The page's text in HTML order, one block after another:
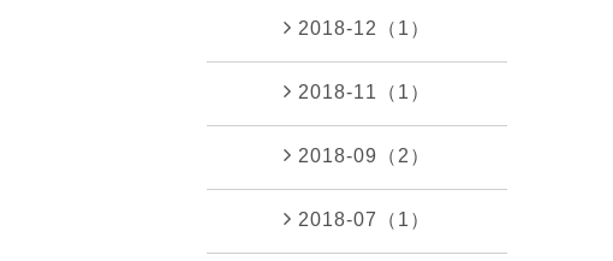
2018-12（1）
2018-11（1）
2018-09（2）
2018-07（1）